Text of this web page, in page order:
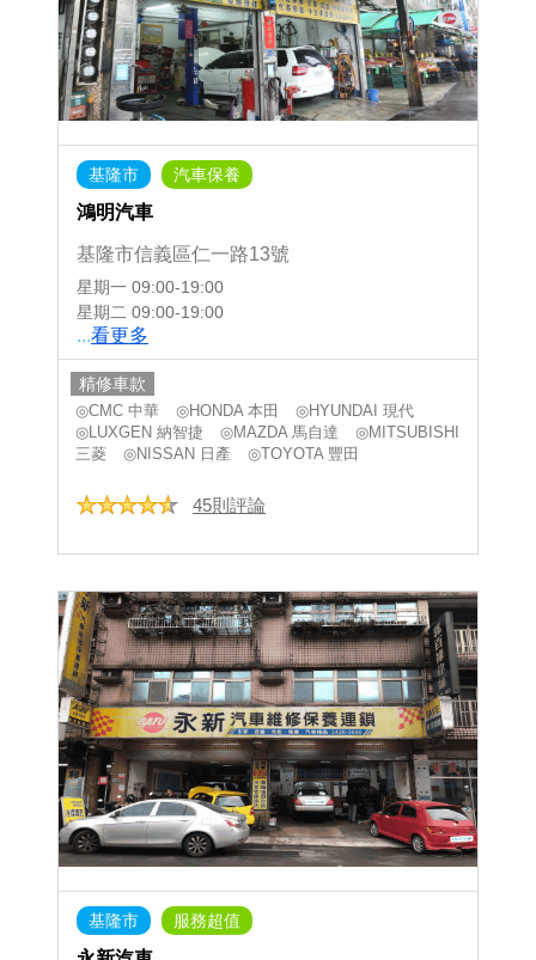
基隆市 汽車保養
鴻明汽車
基隆市信義區仁一路13號
星期一 09:00-19:00
星期二 09:00-19:00
...看更多
精修車款
◎CMC 中華 ◎HONDA 本田
◎HYUNDAI 現代
◎LUXGEN 納智捷
◎MAZDA 馬自達
◎MITSUBISHI
三菱
◎NISSAN 日產 ◎TOYOTA 豐田
45則評論
基隆市 服務超值